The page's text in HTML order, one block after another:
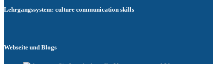
Lehrgangssystem: culture communication skills
Webseite und Blogs